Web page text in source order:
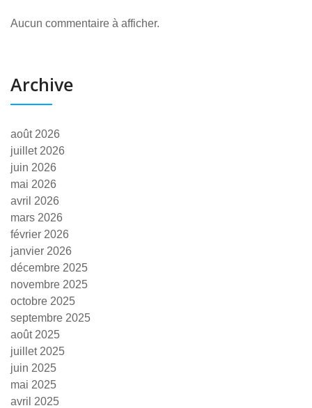
Aucun commentaire à afficher.
Archive
août 2026
juillet 2026
juin 2026
mai 2026
avril 2026
mars 2026
février 2026
janvier 2026
décembre 2025
novembre 2025
octobre 2025
septembre 2025
août 2025
juillet 2025
juin 2025
mai 2025
avril 2025